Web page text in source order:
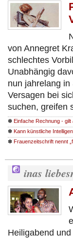
von Annegret
schlechtes
Unabhängig
nun jahrelang
Versagen bei
suchen, greifen
✽ Einfache Rechnung -
✽ Kann künstliche
✽ Frauenzeitschrift nennt
inas
Heiligabend